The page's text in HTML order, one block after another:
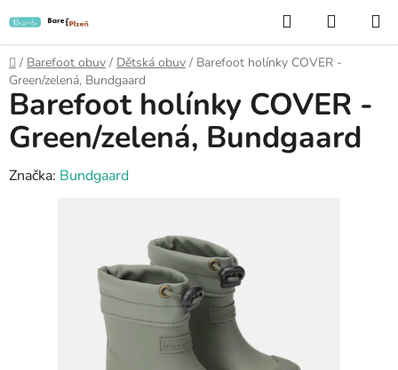
na
obsah
Hledat
KOŠÍK
Domů
/ Barefoot obuv / Dětská obuv / Barefoot holínky COVER -
Green/zelená, Bundgaard
Barefoot holínky COVER -
Green/zelená, Bundgaard
Značka: Bundgaard